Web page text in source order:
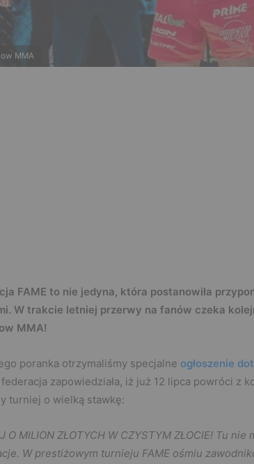
MMA
FAME to nie jedyna, która postanowiła
W trakcie letniej przerwy na fanów czeka
MMA!
poranka otrzymaliśmy specjalne ogłoszenie
zapowiedziała, iż już 12 lipca powróci z
turniej o wielką stawkę:
O MILION ZŁOTYCH W CZYSTYM ZŁOCIE! Tu
W prestiżowym turnieju FAME ośmiu